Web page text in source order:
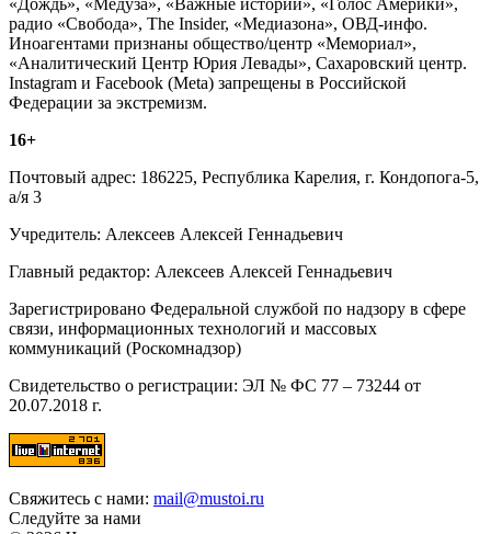
«Дождь», «Медуза», «Важные истории», «Голос Америки»,
радио «Свобода», The Insider, «Медиазона», ОВД-инфо.
Иноагентами признаны общество/центр «Мемориал»,
«Аналитический Центр Юрия Левады», Сахаровский центр.
Instagram и Facebook (Metа) запрещены в Российской
Федерации за экстремизм.
16+
Почтовый адрес: 186225, Республика Карелия, г. Кондопога-5,
а/я 3
Учредитель: Алексеев Алексей Геннадьевич
Главный редактор: Алексеев Алексей Геннадьевич
Зарегистрировано Федеральной службой по надзору в сфере
связи, информационных технологий и массовых
коммуникаций (Роскомнадзор)
Свидетельство о регистрации: ЭЛ № ФС 77 – 73244 от
20.07.2018 г.
Свяжитесь с нами: mail@mustoi.ru
Следуйте за нами